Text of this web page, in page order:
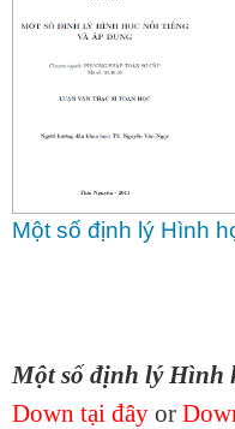
Một số định lý Hình
Một số định lý Hình
Down tại đây or